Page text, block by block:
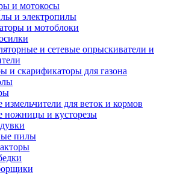
и мотокосы
и электропилы
и мотоблоки
и сетевые опрыскиватели и
и скарификаторы для газона
измельчители для веток и кормов
ножницы и кусторезы
пилы